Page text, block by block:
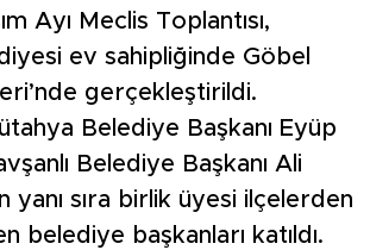
Ayı Meclis Toplantısı,
ev sahipliğinde Göbel
gerçekleştirildi.
Belediye Başkanı Eyüp
Belediye Başkanı Ali
yanı sıra birlik üyesi ilçelerden
belediye başkanları katıldı.